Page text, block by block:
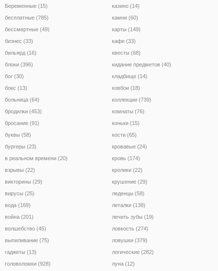
Беременные (15)
бесплатные (785)
бессмертные (49)
бизнес (33)
бильярд (16)
блоки (396)
бог (30)
бокс (13)
больница (64)
бродилки (453)
бросание (91)
буквы (58)
бургеры (23)
в реальном времени (20)
взрывы (22)
викторины (29)
вирусы (25)
вода (169)
война (201)
волшебство (45)
выпиливание (75)
гаджеты (13)
головоломки (928)
казино (14)
камни (60)
карты (149)
кафе (33)
квесты (68)
кидание предметов (40)
кладбище (14)
ковбои (18)
коллекции (739)
комнаты (76)
коньки (15)
кости (65)
кровавые (24)
кровь (174)
кролики (22)
крушение (29)
леденцы (58)
леталки (138)
лечить зубы (19)
ловкость (274)
ловушки (379)
логические (282)
луна (12)